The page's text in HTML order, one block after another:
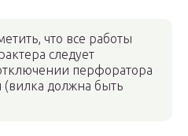
что все работы
следует
перфоратора
(вилка должна быть